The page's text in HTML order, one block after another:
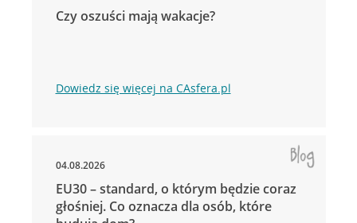
Czy oszuści mają wakacje?
Dowiedz się więcej na CAsfera.pl
04.08.2026
EU30 – standard, o którym będzie coraz
głośniej. Co oznacza dla osób, które